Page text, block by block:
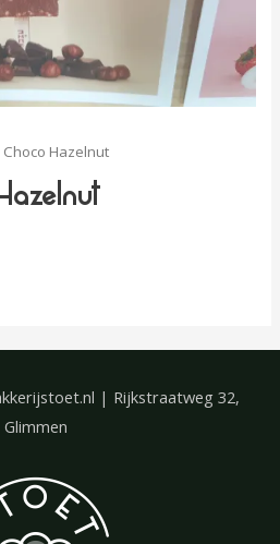
Choco Hazelnut
| Rijkstraatweg 32,
Glimmen